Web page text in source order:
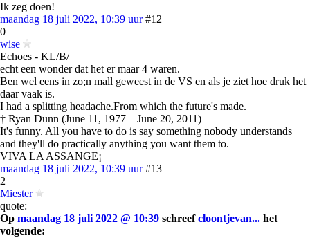
Ik zeg doen!
maandag 18 juli 2022, 10:39 uur #12
0
wise
Echoes - KL/B/
echt een wonder dat het er maar 4 waren.
Ben wel eens in zo;n mall geweest in de VS en als je ziet hoe druk het
daar vaak is.
I had a splitting headache.From which the future's made.
† Ryan Dunn (June 11, 1977 – June 20, 2011)
It's funny. All you have to do is say something nobody understands
and they'll do practically anything you want them to.
VIVA LA ASSANGE¡
maandag 18 juli 2022, 10:39 uur #13
2
Miester
quote:
Op maandag 18 juli 2022 @ 10:39 schreefcloontjevan... het
volgende: